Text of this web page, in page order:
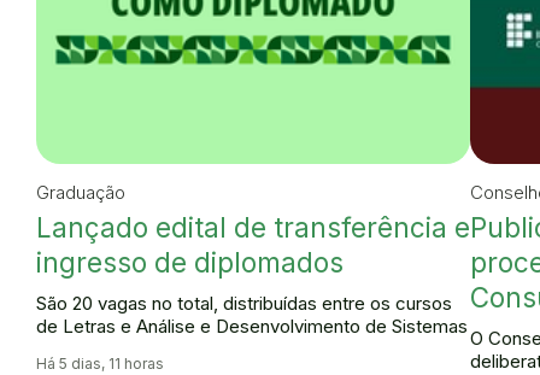
Graduação
Lançado edital de transferência e
ingresso de diplomados
São 20 vagas no total, distribuídas entre os cursos
de Letras e Análise e Desenvolvimento de Sistemas
Há 5 dias, 11 horas
O